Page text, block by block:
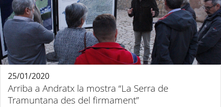
Arriba a Andratx la mostra “La Serra de
Tramuntana des del firmament”
25/01/2020